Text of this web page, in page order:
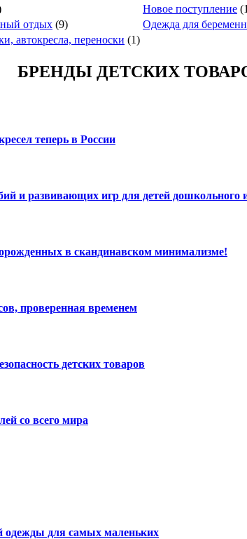
Новое поступление
отдых (9) Одежда для
автокресла, переноски (1)
БРЕНДЫ ДЕТСКИХ
теперь в России
и развивающих игр для детей дошкольного
в скандинавском минимализме!
проверенная временем
детских товаров
со всего мира
одежды для самых маленьких